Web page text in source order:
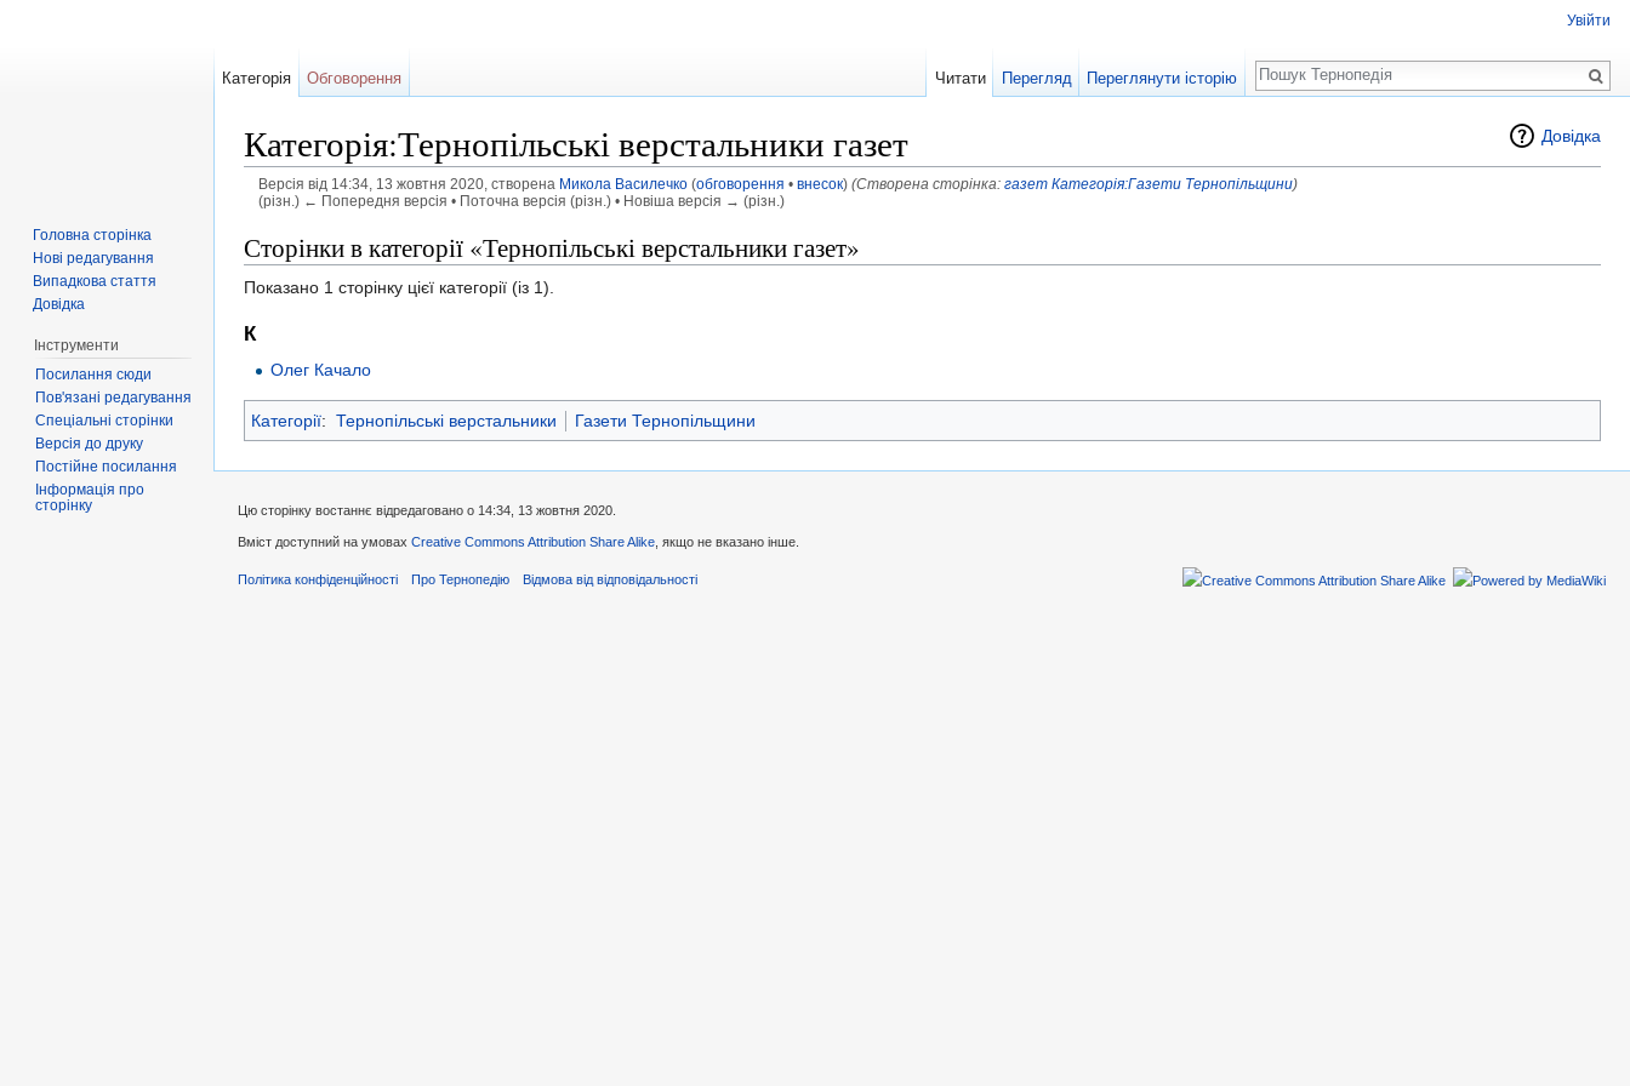
Довідка
Категорія:Тернопільські верстальники газет
Версія від 14:34, 13 жовтня 2020, створена Микола Василечко (обговорення • внесок) (Створена сторінка: газет Категорія:Газети Тернопільщини)
(різн.) ← Попередня версія • Поточна версія (різн.) • Новіша версія → (різн.)
Сторінки в категорії «Тернопільські верстальники газет»
Показано 1 сторінку цієї категорії (із 1).
К
Олег Качало
Категорії: Тернопільські верстальники Газети Тернопільщини
Увійти
Категорія Обговорення Читати Перегляд Переглянути історію
Пошук
Головна сторінка
Нові редагування
Випадкова стаття
Довідка
Інструменти
Посилання сюди
Пов'язані редагування
Спеціальні сторінки
Версія до друку
Постійне посилання
Інформація про
сторінку
Цю сторінку востаннє відредаговано о 14:34, 13 жовтня 2020.
Вміст доступний на умовах Creative Commons Attribution Share Alike, якщо не вказано інше.
Політика конфіденційності Про Тернопедію Відмова від відповідальності